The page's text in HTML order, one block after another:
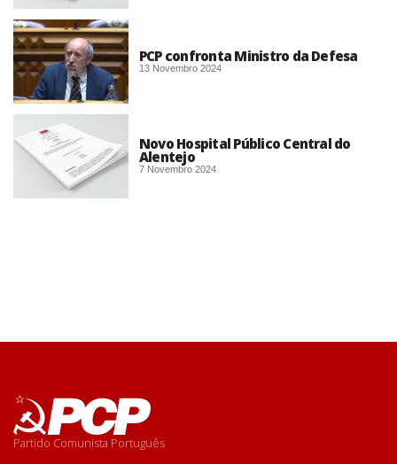
PCP confronta Ministro da Defesa
13 Novembro 2024
Novo Hospital Público Central do
Alentejo
7 Novembro 2024
Partido Comunista Português